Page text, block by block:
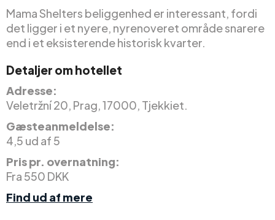
Mama Shelters beliggenhed er interessant, fordi
det ligger i et nyere, nyrenoveret område snarere
end i et eksisterende historisk kvarter.
Detaljer om hotellet
Adresse:
Veletržní 20, Prag, 17000, Tjekkiet.
Gæsteanmeldelse:
4,5 ud af 5
Pris pr. overnatning:
Fra 550 DKK
Find ud af mere